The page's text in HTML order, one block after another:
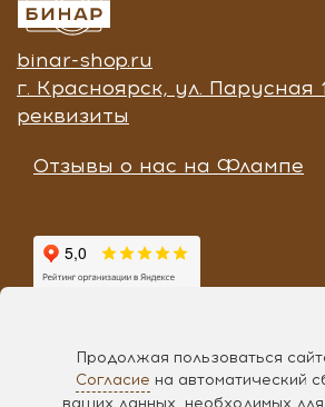
binar-shop.ru
г. Красноярск, ул. Парусная
реквизиты
Отзывы о нас на Флампе
Разработка « Чипса», 2017
Продолжая пользоваться
Согласие на автоматический
ваших данных, необходимых